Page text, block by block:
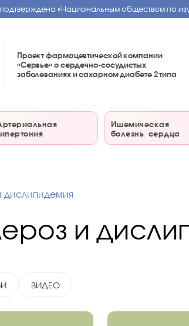
«Национальным обществом по
Проект фармацевтической компании
«Сервье»о сердечно-сосудистых
заболеваниях и сахарном диабете2 типа
Ишемическая
болезнь сердца
дислипидемия
и
ВИДЕО